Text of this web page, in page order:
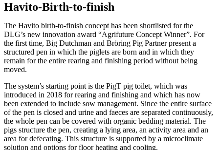
Havito-Birth-to-finish
The Havito birth-to-finish concept has been shortlisted for the
DLG’s new innovation award “Agrifuture Concept Winner”. For
the first time, Big Dutchman and Bröring Pig Partner present a
structured pen in which the piglets are born and in which they
remain for the entire rearing and finishing period without being
moved.
The system’s starting point is the PigT pig toilet, which was
introduced in 2018 for rearing and finishing and which has now
been extended to include sow management. Since the entire surface
of the pen is closed and urine and faeces are separated continuously,
the whole pen can be covered with organic bedding material. The
pigs structure the pen, creating a lying area, an activity area and an
area for defecating. This structure is supported by a microclimate
solution and options for floor heating and cooling.